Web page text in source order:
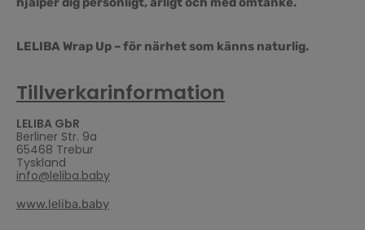
LELIBA Wrap Up – för närhet som känns naturlig.
Tillverkarinformation
LELIBA GbR
Berliner Str. 9a
65468 Trebur
Tyskland
info@leliba.baby
www.leliba.baby